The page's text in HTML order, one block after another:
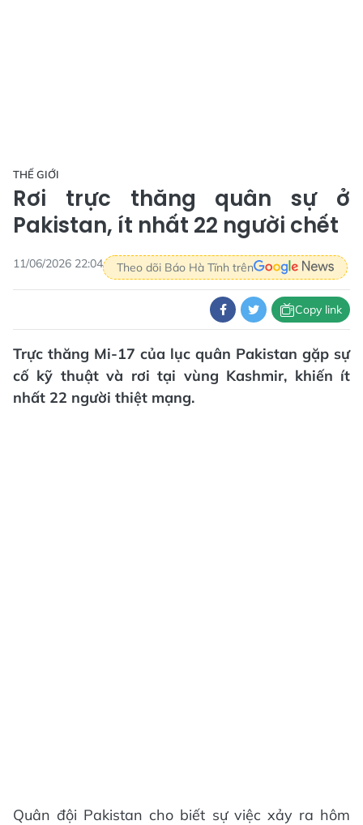
THẾ GIỚI
Rơi trực thăng quân sự ở
Pakistan, ít nhất 22 người chết
11/06/2026 22:04 Theo dõi Báo Hà Tĩnh trên
Copy link
Trực thăng Mi-17 của lục quân Pakistan gặp sự
cố kỹ thuật và rơi tại vùng Kashmir, khiến ít
nhất 22 người thiệt mạng.
Quân đội Pakistan cho biết sự việc xảy ra hôm